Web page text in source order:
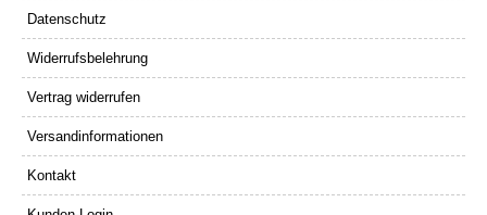
Datenschutz
Widerrufsbelehrung
Vertrag widerrufen
Versandinformationen
Kontakt